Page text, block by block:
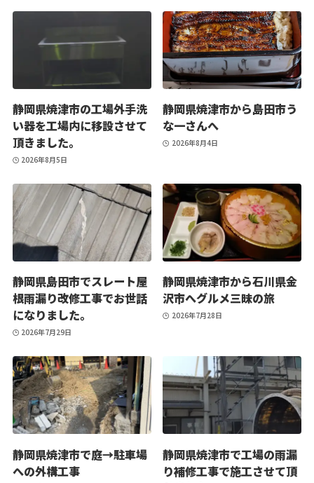
静岡県焼津市の工場外手洗
い器を工場内に移設させて
頂きました。
2026年8月5日
静岡県焼津市から島田市う
な一さんへ
2026年8月4日
静岡県島田市でスレート屋
根雨漏り改修工事でお世話
になりました。
2026年7月29日
静岡県焼津市から石川県金
沢市へグルメ三昧の旅
2026年7月28日
静岡県焼津市で庭→駐車場
への外構工事
静岡県焼津市で工場の雨漏
り補修工事で施工させて頂